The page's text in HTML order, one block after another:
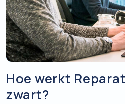
Hoe werkt
zwart?